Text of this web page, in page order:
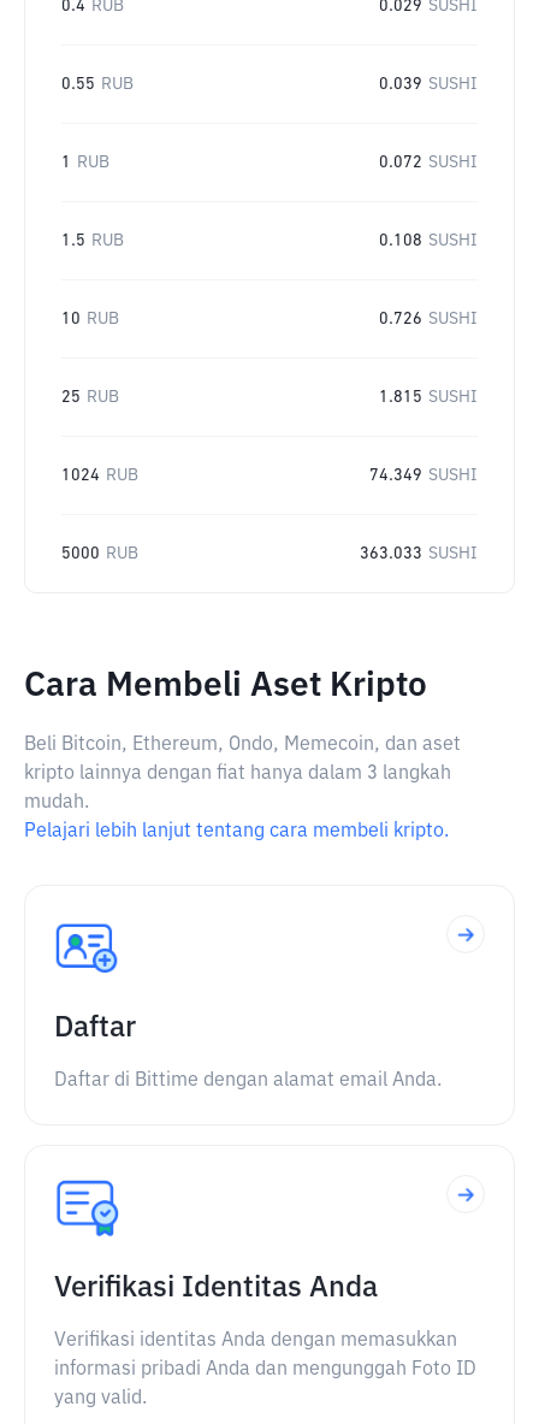
0.4 RUB 0.029 SUSHI
0.55 RUB 0.039 SUSHI
1 RUB 0.072 SUSHI
1.5 RUB 0.108 SUSHI
10 RUB 0.726 SUSHI
25 RUB 1.815 SUSHI
1024 RUB 74.349 SUSHI
5000 RUB 363.033 SUSHI
Cara Membeli Aset Kripto
Beli Bitcoin, Ethereum, Ondo, Memecoin, dan aset
kripto lainnya dengan fiat hanya dalam 3 langkah
mudah.
Pelajari lebih lanjut tentang cara membeli kripto.
Daftar
Daftar di Bittime dengan alamat email Anda.
Verifikasi Identitas Anda
Verifikasi identitas Anda dengan memasukkan
informasi pribadi Anda dan mengunggah Foto ID
yang valid.